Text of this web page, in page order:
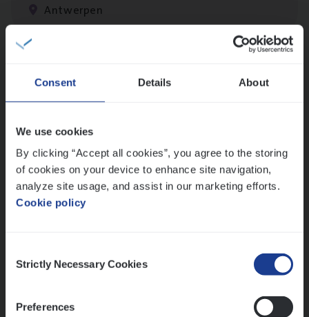
Consent Details About
We use cookies
By clicking “Accept all cookies”, you agree to the storing
of cookies on your device to enhance site navigation,
analyze site usage, and assist in our marketing efforts.
Cookie policy
Selection
Strictly Necessary Cookies
Preferences
Antwerpen
Lees onze verhalen
Meer dan collega’s: hoe Julie en Aurélie elkaar
Mathias houdt van diepgaande dossiers én droge
humor
Thalia zoekt graag oplossingen, in games én op het
werk
Ons sollicitatieproces